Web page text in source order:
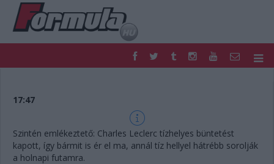
FORMULA
HAZAI
EGYÉB
PODCAST
SHOP
LIVE
17:47
Szintén emlékeztető: Charles Leclerc tízhelyes büntetést
kapott, így bármit is ér el ma, annál tíz hellyel hátrébb sorolják
a holnapi futamra.